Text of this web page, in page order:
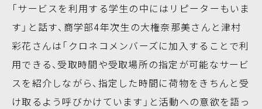
「サービスを利用する学生の中にはリピーターもいま
す」と話す、商学部4年次生の大権奈那美さんと津村
彩花さんは「クロネコメンバーズに加入することで利
用できる、受取時間や受取場所の指定が可能なサービ
スを紹介しながら、指定した時間に荷物をきちんと受
け取るよう呼びかけています」と活動への意欲を語っ